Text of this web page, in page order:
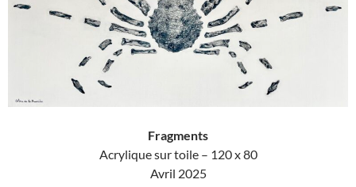
Fragments
Acrylique sur toile – 120 x 80
Avril 2025